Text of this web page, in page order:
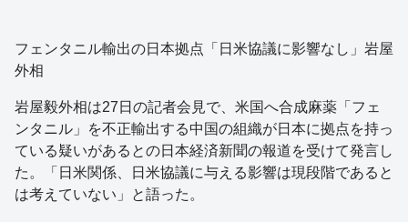
フェンタニル輸出の日本拠点「日米協議に影響なし」岩屋
外相
岩屋毅外相は27日の記者会見で、米国へ合成麻薬「フェ
ンタニル」を不正輸出する中国の組織が日本に拠点を持っ
ている疑いがあるとの日本経済新聞の報道を受けて発言し
た。「日米関係、日米協議に与える影響は現段階であると
は考えていない」と語った。